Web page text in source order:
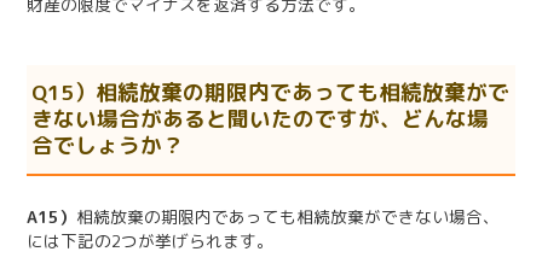
Q15）相続放棄の期限内であっても相続放棄がで
きない場合があると聞いたのですが、どんな場
合でしょうか？
A15） 相続放棄の期限内であっても相続放棄ができない場合、
には下記の2つが挙げられます。